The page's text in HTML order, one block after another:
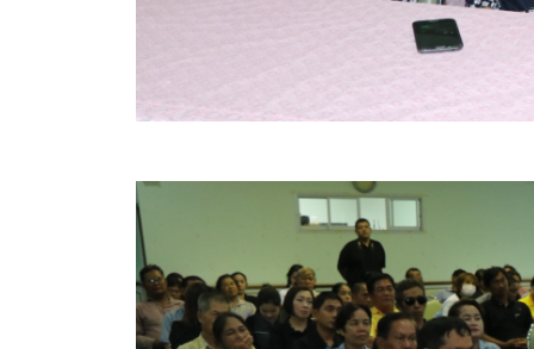
ประกาศขายทอดตลาดทรัพย์สินประจำปี
ประกาศกำหนดอายุการใช้งานของสินทรัพย์ขององ
คู่มือการปฏิบัติงานฝ่ายทะเบียนพัสดุและทรัพย์สิน
การประเมินความพึงพอใจของการดำเนินงาน อบจ.
ขั้นตอนและวิธีการชำระภาษีฯ